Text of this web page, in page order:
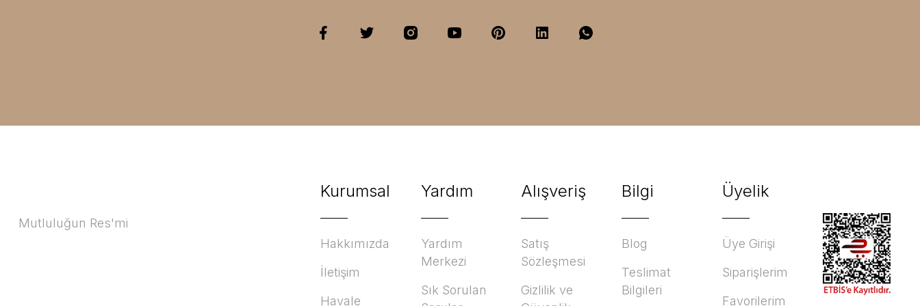
Mutluluğun Res'mi
Kurumsal
Hakkımızda
İletişim
Havale
Yardım
Yardım
Merkezi
Sık Sorulan
Alışveriş
Satış
Sözleşmesi
Gizlilik ve
Bilgi
Blog
Teslimat
Bilgileri
Üyelik
Üye Girişi
Siparişlerim
Favorilerim